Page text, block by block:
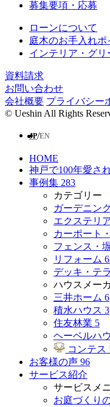
募集要項・応募
ローンについて
庭⽊のお⼿⼊れポ
インテリア・グリ
資料請求
お問い合わせ
会社概要 プライバシー
© Ueshin All Rights
JP/EN
HOME
神戸で100年愛さ
事例集 283
カテゴリー
ガーデニン
エクステリ
カーポート
フェンス・
リフォーム
デッキ・テ
ハウスメー
三井ホーム 6
積水ハウス 3
住友林業 5
ヘーベルハ
コンテス
お客様の声 96
サービス紹介
サービスメ
お庭づくり